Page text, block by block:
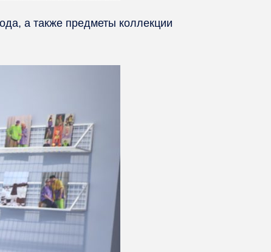
а также предметы коллекции